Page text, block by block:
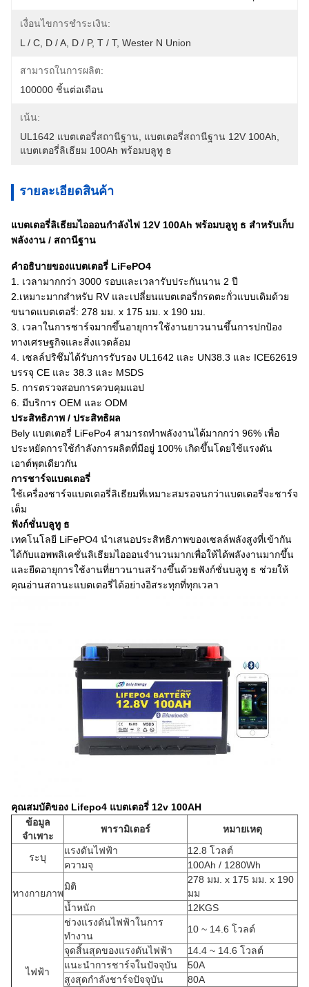
เงื่อนไขการชำระเงิน:
L / C, D / A, D / P, T / T, Wester N Union
สามารถในการผลิต:
100000 ชิ้นต่อเดือน
เน้น:
UL1642 แบตเตอรี่สถานีฐาน แบตเตอรี่สถานีฐาน 12V 100Ah
แบตเตอรี่ลิเธียม 100Ah พร้อมบลูทู ธ
รายละเอียดสินค้า
แบตเตอรี่ลิเธียมไอออนกำลังไฟ 12V 100Ah พร้อมบลูทู ธ สำหรับเก็บ
พลังงาน / สถานีฐาน
คำอธิบายของแบตเตอรี่ LiFePO4
1. เวลามากกว่า 3000 รอบและเวลารับประกันนาน 2 ปี
2. เหมาะมากสำหรับ RV และเปลี่ยนแบตเตอรี่กรดตะกั่วแบบเดิมด้วย
ขนาดแบตเตอรี่: 278 มม. x 175 มม. x 190 มม.
3. เวลาในการชาร์จมากขึ้นอายุการใช้งานยาวนานขึ้นการปกป้อง
ทางเศรษฐกิจและสิ่งแวดล้อม
4. เซลล์ปริซึมได้รับการรับรอง UL1642 และ UN38.3 และ ICE62619
บรรจุ CE และ 38.3 และ MSDS
5. การตรวจสอบการควบคุมแอป
6. มีบริการ OEM และ ODM
ประสิทธิภาพ / ประสิทธิผล
Bely แบตเตอรี่ LiFePo4 สามารถทำพลังงานได้มากกว่า 96% เพื่อ
ประหยัดการใช้กำลังการผลิตที่มีอยู่ 100% เกิดขึ้นโดยใช้แรงดัน
เอาต์พุตเดียวกัน
การชาร์จแบตเตอรี่
ใช้เครื่องชาร์จแบตเตอรี่ลิเธียมที่เหมาะสมรอจนกว่าแบตเตอรี่จะชาร์จ
เต็ม
ฟังก์ชั่นบลูทู ธ
เทคโนโลยี LiFePO4 นำเสนอประสิทธิภาพของเซลล์พลังสูงที่เข้ากัน
ได้กับแอพพลิเคชั่นลิเธียมไอออนจำนวนมากเพื่อให้ได้พลังงานมากขึ้น
และยืดอายุการใช้งานที่ยาวนานสร้างขึ้นด้วยฟังก์ชั่นบลูทู ธ ช่วยให้
คุณอ่านสถานะแบตเตอรี่ได้อย่างอิสระทุกที่ทุกเวลา
คุณสมบัติของ Lifepo4 แบตเตอรี่ 12v 100AH
ข้อมูล
จำเพาะ
พารามิเตอร์ หมายเหตุ
ระบุ
แรงดันไฟฟ้า
12.8 โวลต์
ความจุ
100Ah / 1280Wh
ทางกายภาพ
มิติ
278 มม. x 175 มม. x 190
มม
น้ำหนัก
12KGS
ไฟฟ้า
ช่วงแรงดันไฟฟ้าในการ
ทำงาน
10 ~ 14.6 โวลต์
จุดสิ้นสุดของแรงดันไฟฟ้า
14.4 ~ 14.6 โวลต์
แนะนำการชาร์จในปัจจุบัน
50A
สูงสุดกำลังชาร์จปัจจุบัน
80A